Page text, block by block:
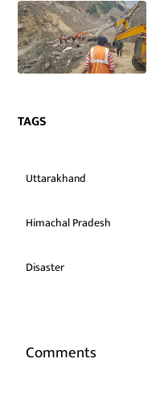
TAGS
Uttarakhand
Himachal Pradesh
Disaster
Comments